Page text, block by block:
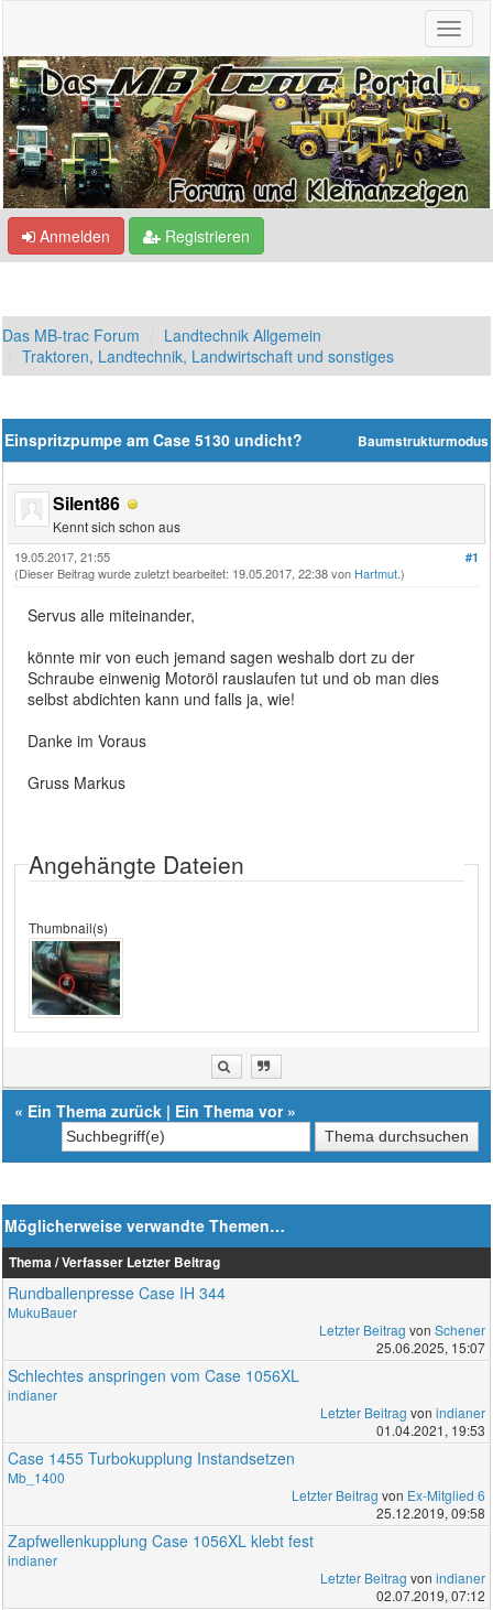
Anmelden Registrieren
Das MB-trac Forum
Landtechnik Allgemein
Traktoren, Landtechnik, Landwirtschaft und sonstiges
Baumstrukturmodus
Einspritzpumpe am Case 5130 undicht?
Silent86
Kennt sich schon aus
#1
19.05.2017, 21:55
(Dieser Beitrag wurde zuletzt bearbeitet: 19.05.2017, 22:38 von Hartmut.)
Servus alle miteinander,
könnte mir von euch jemand sagen weshalb dort zu der
Schraube einwenig Motoröl rauslaufen tut und ob man dies
selbst abdichten kann und falls ja, wie!
Danke im Voraus
Gruss Markus
Angehängte Dateien
Thumbnail(s)
« Ein Thema zurück | Ein Thema vor»
Möglicherweise verwandte Themen…
Thema / Verfasser Letzter Beitrag
Rundballenpresse Case IH 344
MukuBauer
Letzter Beitrag von Schener
25.06.2025, 15:07
Schlechtes anspringen vom Case 1056XL
indianer
Letzter Beitrag von indianer
01.04.2021, 19:53
Case 1455 Turbokupplung Instandsetzen
Mb_1400
Letzter Beitrag von Ex-Mitglied 6
25.12.2019, 09:58
Zapfwellenkupplung Case 1056XL klebt fest
indianer
Letzter Beitrag von indianer
02.07.2019, 07:12